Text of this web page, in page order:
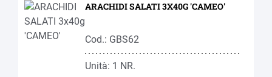
ARACHIDI SALATI 3X40G 'CAMEO'
Cod.: GBS62
Unità: 1 NR.